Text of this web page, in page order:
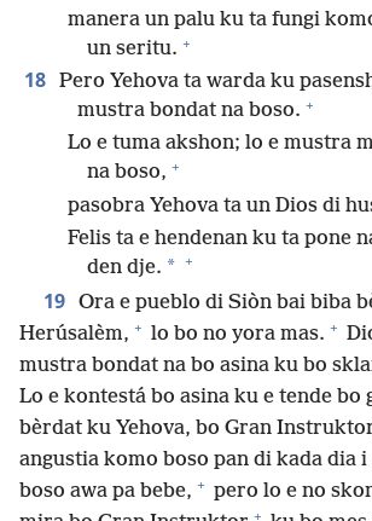
manera un palu ku ta fungi
un seritu. +
18 Pero Yehova ta warda ku
mustra bondat na boso. +
Lo e tuma akshon; lo e mustra
na boso, +
pasobra Yehova ta un Dios di
Felis ta e hendenan ku ta pone
den dje. * +
19 Ora e pueblo di Siòn bai biba
Herúsalèm, + lo bo no yora mas. +
mustra bondat na bo asina ku bo
Lo e kontestá bo asina ku e tende bo
bèrdat ku Yehova, bo Gran
angustia komo boso pan di kada dia
boso awa pa bebe, + pero lo e no
+